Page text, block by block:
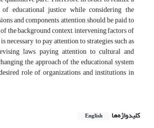
educational justice while considering the
and components, attention should be paid to
the background context, intervening factors of
necessary to pay attention to strategies such as
laws, paying attention to cultural and
the approach of the educational system
role of organizations and institutions in
کلیدواژه‌ها English